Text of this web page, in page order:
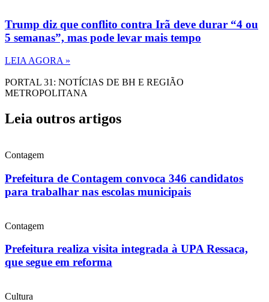
Trump diz que conflito contra Irã deve durar “4 ou
5 semanas”, mas pode levar mais tempo
LEIA AGORA »
PORTAL 31: NOTÍCIAS DE BH E REGIÃO
METROPOLITANA
Leia outros artigos
Contagem
Prefeitura de Contagem convoca 346 candidatos
para trabalhar nas escolas municipais
Contagem
Prefeitura realiza visita integrada à UPA Ressaca,
que segue em reforma
Cultura